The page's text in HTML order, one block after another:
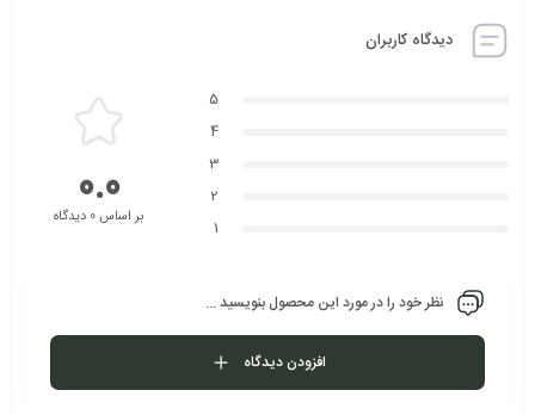
دیدگاه کاربران
5
4
3
2
1
0.0بر اساس 0 دیدگاه
نظر خود را در مورد این محصول بنویسید ...
افزودن دیدگاه